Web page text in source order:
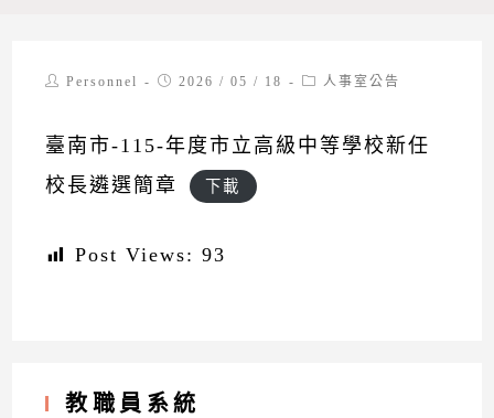
PostPersonnel
Post2026 / 05 / 18
Post人事室公告
臺南市-115-年度市立高級中等學校新任
校長遴選簡章
下載
Post Views: 93
教職員系統